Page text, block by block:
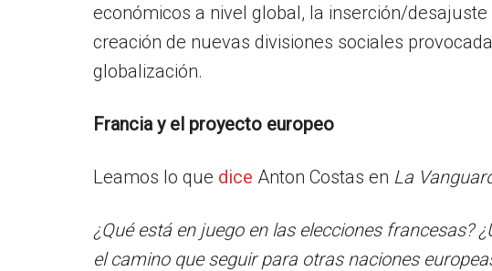
económicos a nivel global, la inserción/
creación de nuevas divisiones sociales
globalización.
Francia y el proyecto europeo
Leamos lo que dice Anton Costas en La
¿Qué está en juego en las elecciones francesas?
el camino que seguir para otras naciones